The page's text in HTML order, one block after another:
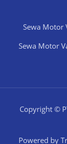
Sewa Motor
Sewa Motor
Copyright ©
Powered by